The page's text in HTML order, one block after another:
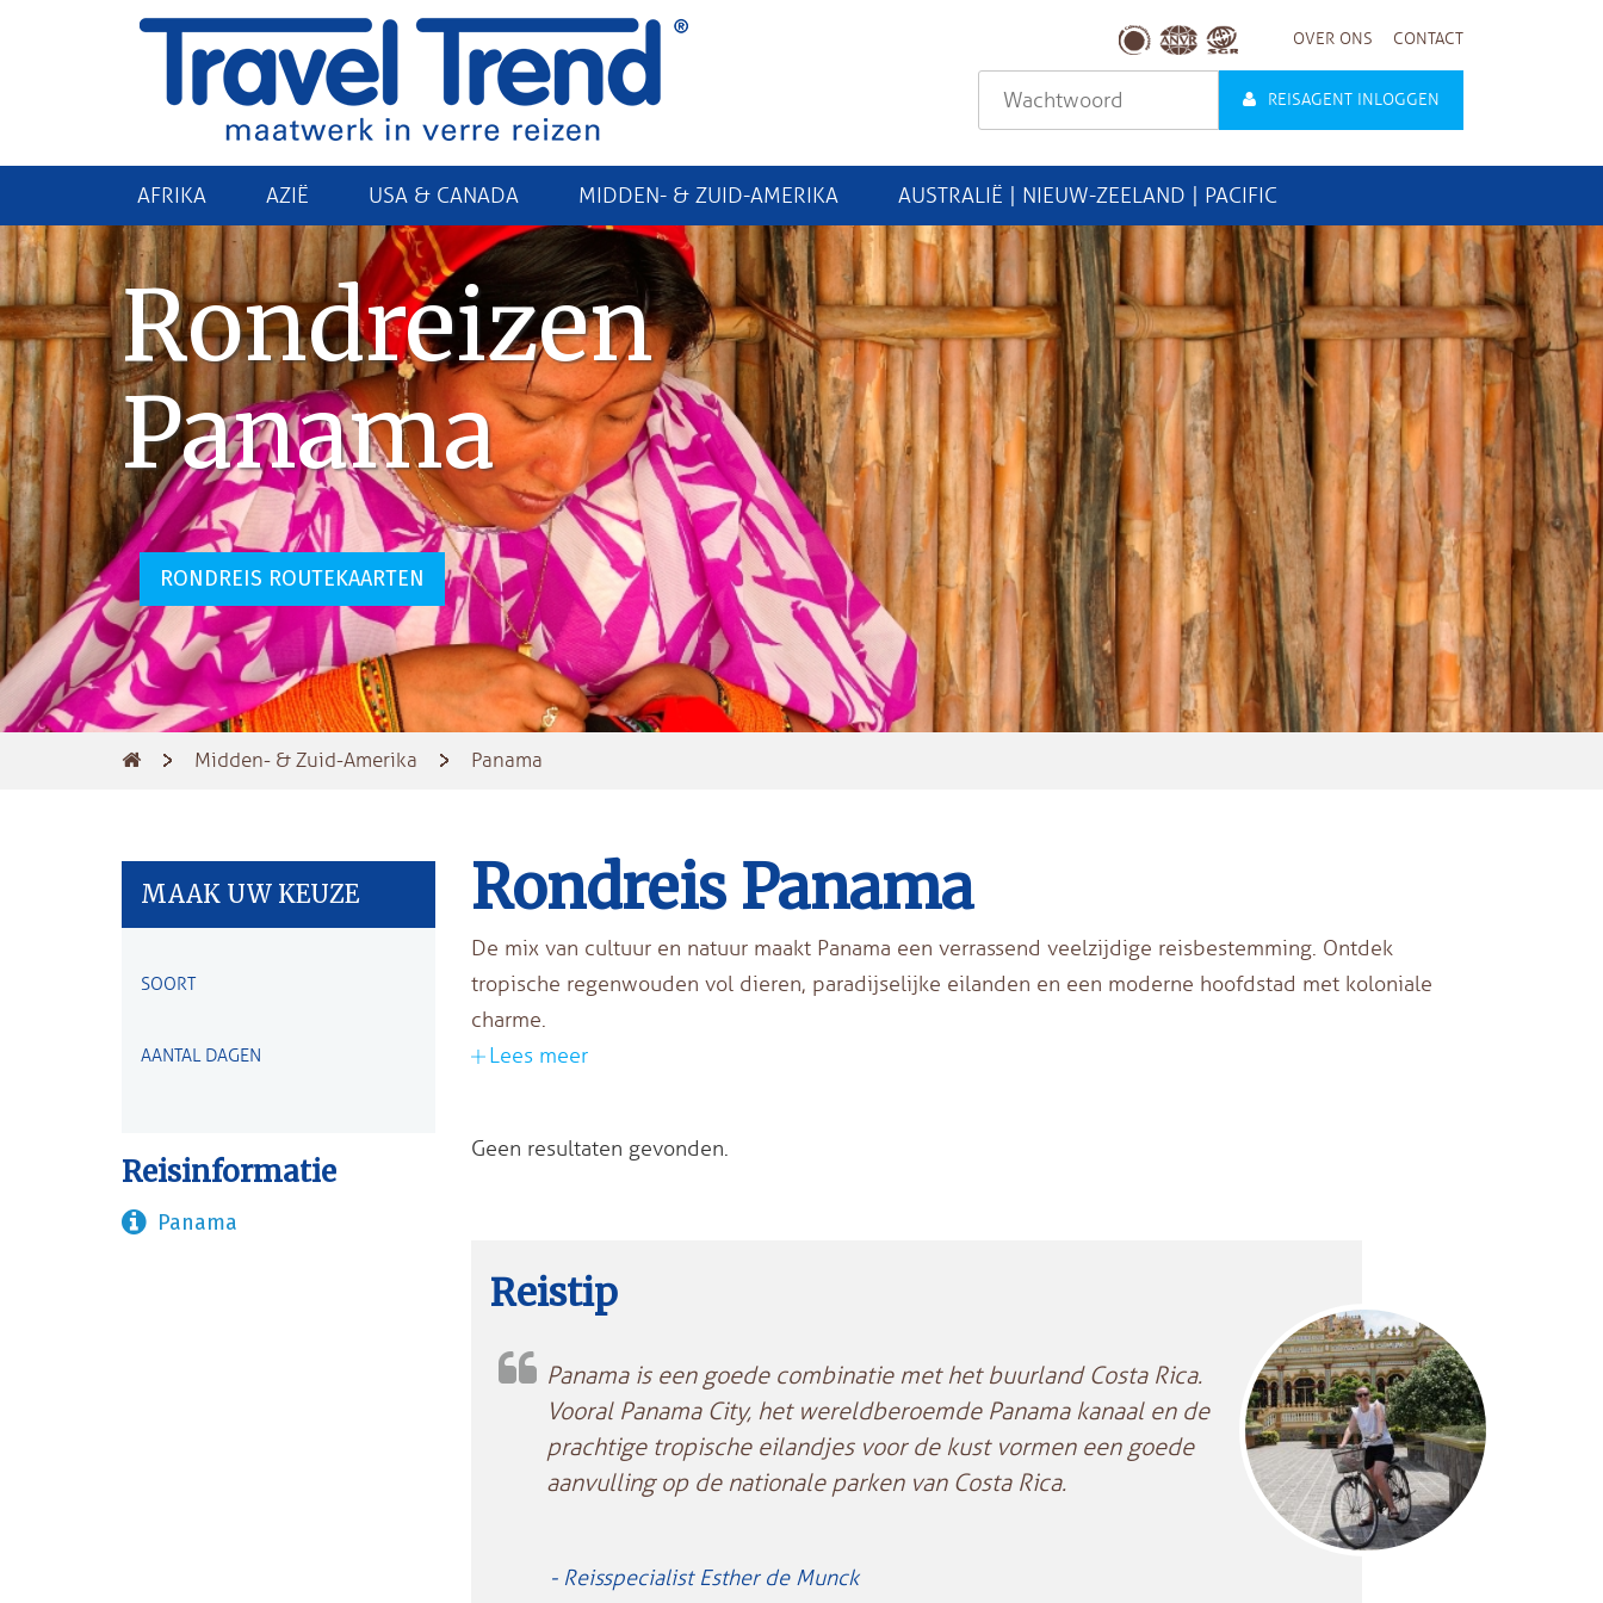
OVER ONS CONTACT
REISAGENT INLOGGEN
AFRIKA AZIË USA & CANADA MIDDEN- & ZUID-AMERIKA AUSTRALIË | NIEUW-ZEELAND | PACIFIC
Rondreizen
Panama
RONDREIS ROUTEKAARTEN
Midden- & Zuid-Amerika Panama
MAAK UW KEUZE
SOORT
AANTAL DAGEN
Reisinformatie
Panama
Rondreis Panama
De mix van cultuur en natuur maakt Panama een verrassend veelzijdige reisbestemming. Ontdek
tropische regenwouden vol dieren, paradijselijke eilanden en een moderne hoofdstad met koloniale
charme.
Lees meer
Geen resultaten gevonden.
Reistip
Panama is een goede combinatie met het buurland Costa Rica.
Vooral Panama City, het wereldberoemde Panama kanaal en de
prachtige tropische eilandjes voor de kust vormen een goede
aanvulling op de nationale parken van Costa Rica.
- Reisspecialist Esther de Munck